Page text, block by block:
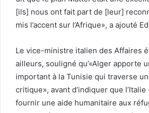
[ils] nous ont fait part de [leur]
mis l’accent sur l’Afrique», a ajouté
Le vice-ministre italien des Affaires
ailleurs, souligné qu’«Alger apporte
important à la Tunisie qui traverse
critique», avant d’indiquer que
fournir une aide humanitaire aux